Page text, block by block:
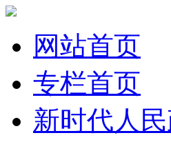
网站首页
专栏首页
新时代人